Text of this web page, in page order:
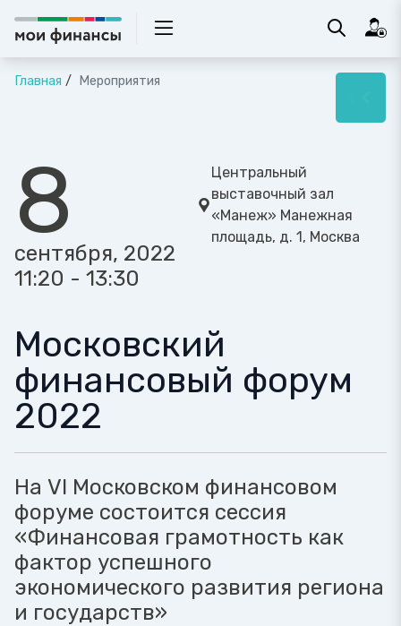
Главная Мероприятия
8
сентября, 2022
11:20 - 13:30
Центральный
выставочный зал
«Манеж» Манежная
площадь, д. 1, Москва
Московский
финансовый форум
2022
На VI Московском финансовом
форуме состоится сессия
«Финансовая грамотность как
фактор успешного
экономического развития региона
и государств»